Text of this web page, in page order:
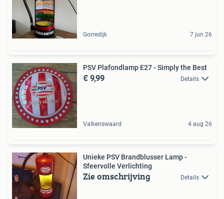
Gorredijk 7 jun 26
PSV Plafondlamp E27 - Simply the Best
€ 9,99 Details
Valkenswaard 4 aug 26
Unieke PSV Brandblusser Lamp -
Sfeervolle Verlichting
Zie omschrijving Details